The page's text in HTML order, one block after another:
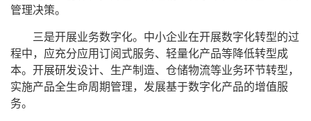
管理决策。
三是开展业务数字化。中小企业在开展数字化转型的过
程中，应充分应用订阅式服务、轻量化产品等降低转型成
本。开展研发设计、生产制造、仓储物流等业务环节转型，
实施产品全生命周期管理，发展基于数字化产品的增值服
务。